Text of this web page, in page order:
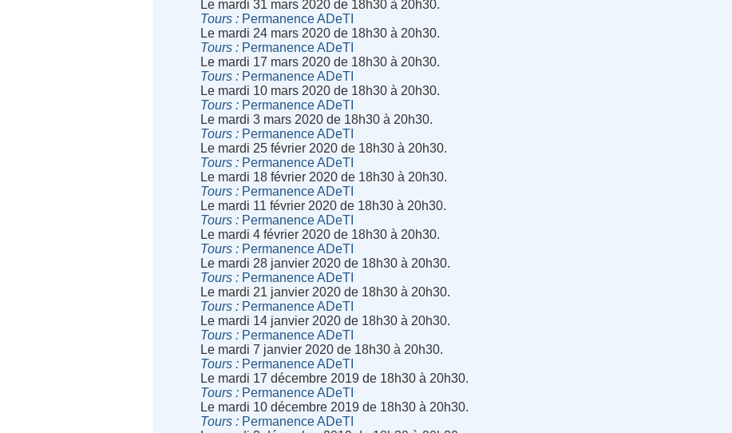
Le mardi 31 mars 2020 de 18h30 à 20h30.
Tours
Permanence ADeTI
Le mardi 24 mars 2020 de 18h30 à 20h30.
Tours
Permanence ADeTI
Le mardi 17 mars 2020 de 18h30 à 20h30.
Tours
Permanence ADeTI
Le mardi 10 mars 2020 de 18h30 à 20h30.
Tours
Permanence ADeTI
Le mardi 3 mars 2020 de 18h30 à 20h30.
Tours
Permanence ADeTI
Le mardi 25 février 2020 de 18h30 à 20h30.
Tours
Permanence ADeTI
Le mardi 18 février 2020 de 18h30 à 20h30.
Tours
Permanence ADeTI
Le mardi 11 février 2020 de 18h30 à 20h30.
Tours
Permanence ADeTI
Le mardi 4 février 2020 de 18h30 à 20h30.
Tours
Permanence ADeTI
Le mardi 28 janvier 2020 de 18h30 à 20h30.
Tours
Permanence ADeTI
Le mardi 21 janvier 2020 de 18h30 à 20h30.
Tours
Permanence ADeTI
Le mardi 14 janvier 2020 de 18h30 à 20h30.
Tours
Permanence ADeTI
Le mardi 7 janvier 2020 de 18h30 à 20h30.
Tours
Permanence ADeTI
Le mardi 17 décembre 2019 de 18h30 à 20h30.
Tours
Permanence ADeTI
Le mardi 10 décembre 2019 de 18h30 à 20h30.
Tours
Permanence ADeTI